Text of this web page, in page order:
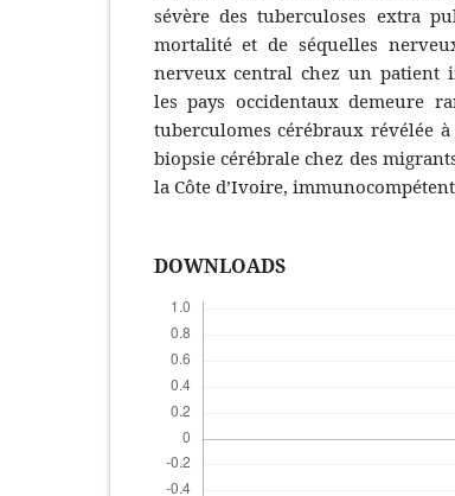
sévère des tuberculoses extra
mortalité et de séquelles
nerveux central chez un patient
les pays occidentaux demeure
tuberculomes cérébraux révélée
biopsie cérébrale chez des
la Côte d’Ivoire,
DOWNLOADS